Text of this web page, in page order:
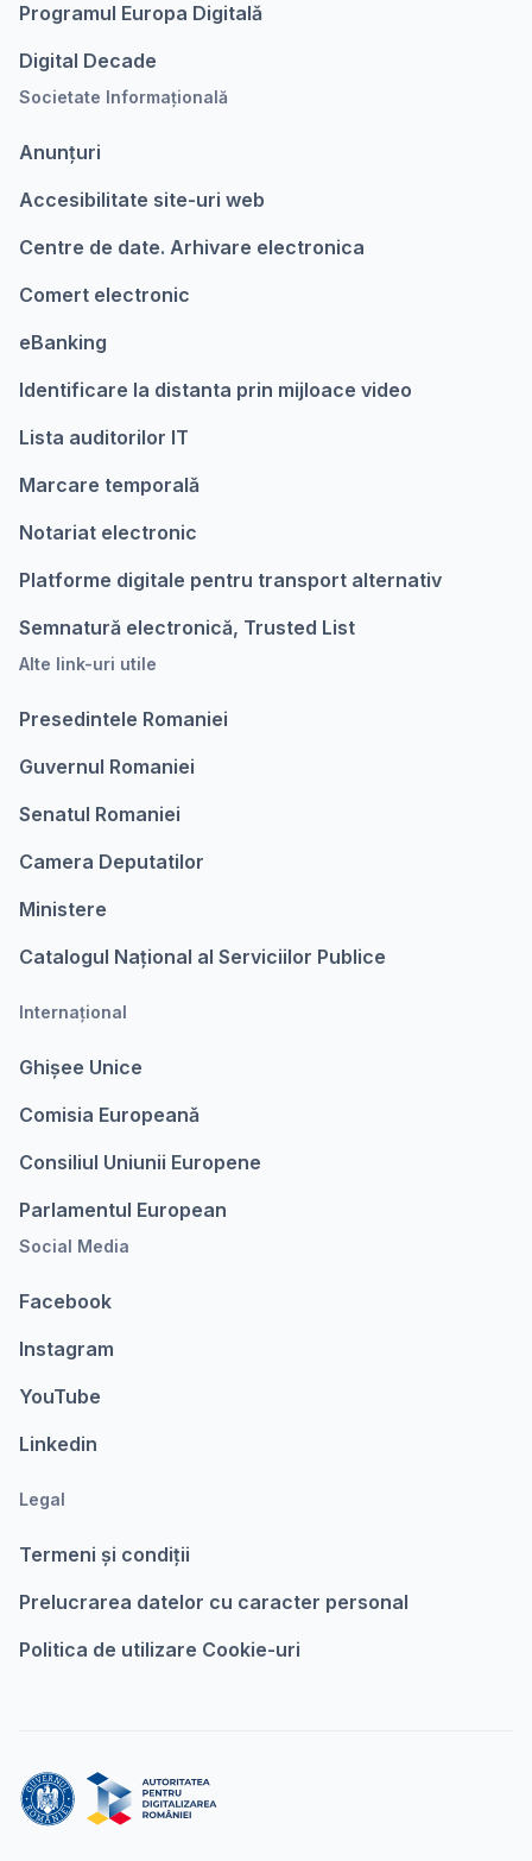
Programul Europa Digitalǎ
Digital Decade
Societate Informațională
Anunțuri
Accesibilitate site-uri web
Centre de date. Arhivare electronica
Comert electronic
eBanking
Identificare la distanta prin mijloace video
Lista auditorilor IT
Marcare temporalǎ
Notariat electronic
Platforme digitale pentru transport alternativ
Semnatură electronică, Trusted List
Alte link-uri utile
Presedintele Romaniei
Guvernul Romaniei
Senatul Romaniei
Camera Deputatilor
Ministere
Catalogul Național al Serviciilor Publice
Internațional
Ghișee Unice
Comisia Europeanǎ
Consiliul Uniunii Europene
Parlamentul European
Social Media
Facebook
Instagram
YouTube
Linkedin
Legal
Termeni şi condiții
Prelucrarea datelor cu caracter personal
Politica de utilizare Cookie-uri